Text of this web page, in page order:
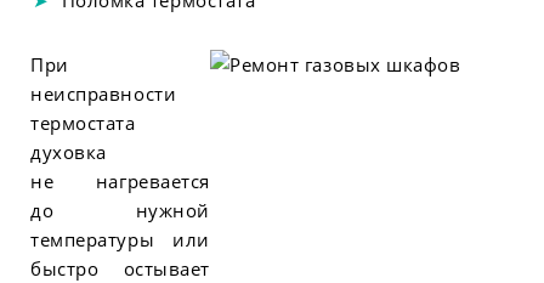
При
неисправности
термостата
духовка
не нагревается
до нужной
температуры или
быстро остывает